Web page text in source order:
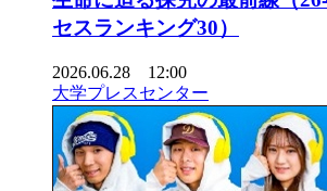
セスランキング30）
2026.06.28 12:00
大学プレスセンター